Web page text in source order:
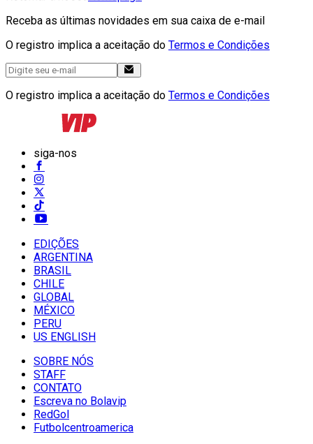
Receba as últimas novidades em sua caixa de e-mail
O registro implica a aceitação do Termos e Condições
O registro implica a aceitação do Termos e Condições
siga-nos
EDIÇÕES
ARGENTINA
BRASIL
CHILE
GLOBAL
MÉXICO
PERU
US ENGLISH
SOBRE NÓS
STAFF
CONTATO
Escreva no Bolavip
RedGol
Futbolcentroamerica